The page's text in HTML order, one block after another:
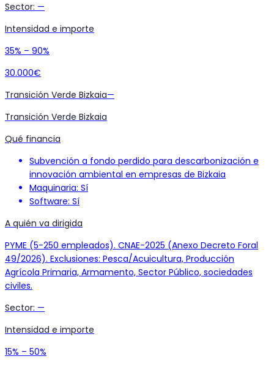
Sector: —
Intensidad e importe
35% – 90%
30.000€
Transición Verde Bizkaia—
Transición Verde Bizkaia
Qué financia
Subvención a fondo perdido para descarbonización e
innovación ambiental en empresas de Bizkaia
Maquinaria: Sí
Software: Sí
A quién va dirigida
PYME (5-250 empleados). CNAE-2025 (Anexo Decreto Foral
49/2026). Exclusiones: Pesca/Acuicultura, Producción
Agrícola Primaria, Armamento, Sector Público, sociedades
civiles.
Sector: —
Intensidad e importe
15% – 50%